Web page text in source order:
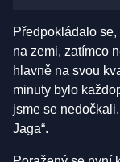
Předpokládalo
na zemi, zatímco
hlavně na svou
minuty bylo
jsme se
Jaga“.